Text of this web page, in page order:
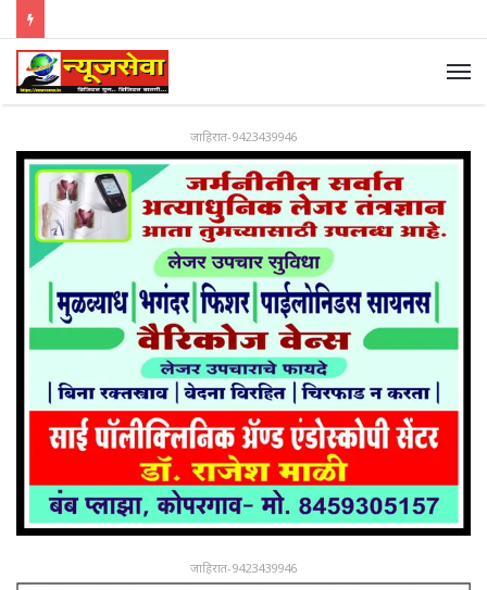
जाहिरात-9423439946
जाहिरात-9423439946